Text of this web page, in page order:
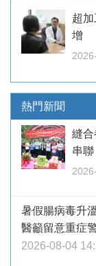
超
增
熱門新聞
縫
串聯
暑假腸病毒升
醫籲留意重症
2026-08-04